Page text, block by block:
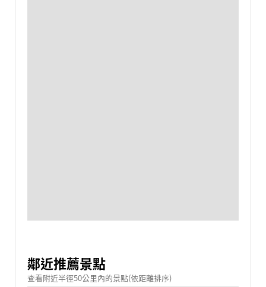
鄰近推薦景點
查看附近半徑50公里內的景點(依距離排序)